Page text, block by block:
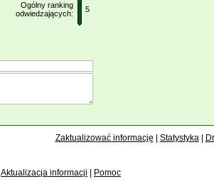
Ogólny ranking
odwiedzających:
5
Zaktualizować informację Statystyka|
Aktualizacja informacji Pomoc